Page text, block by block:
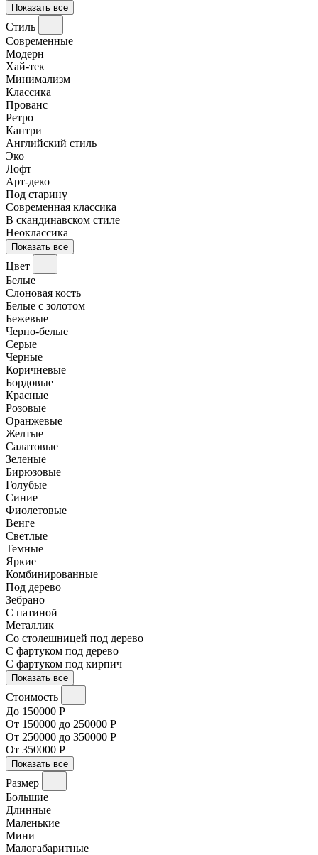
Показать все
Стиль
Современные
Модерн
Хай-тек
Минимализм
Классика
Прованс
Ретро
Кантри
Английский стиль
Эко
Лофт
Арт-деко
Под старину
Современная классика
В скандинавском стиле
Неоклассика
Показать все
Цвет
Белые
Слоновая кость
Белые с золотом
Бежевые
Черно-белые
Серые
Черные
Коричневые
Бордовые
Красные
Розовые
Оранжевые
Желтые
Салатовые
Зеленые
Бирюзовые
Голубые
Синие
Фиолетовые
Венге
Светлые
Темные
Яркие
Комбинированные
Под дерево
Зебрано
С патиной
Металлик
Со столешницей под дерево
С фартуком под дерево
С фартуком под кирпич
Показать все
Стоимость
До 150000 Р
От 150000 до 250000 Р
От 250000 до 350000 Р
От 350000 Р
Показать все
Размер
Большие
Длинные
Маленькие
Мини
Малогабаритные